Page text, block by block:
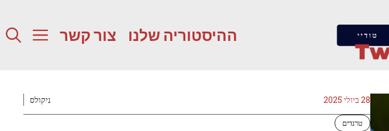
ההיסטוריה שלנו צור קשר
28 ביולי 2025 ניקולס
טרנדים